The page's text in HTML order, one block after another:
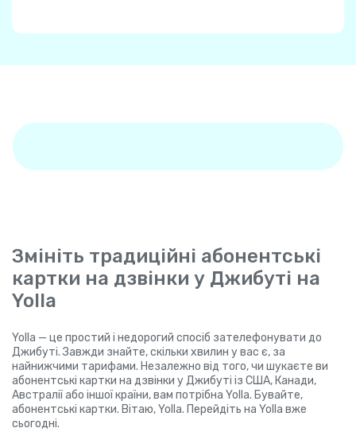
Змініть традиційні абонентські
картки на дзвінки у Джибуті на
Yolla
Yolla — це простий і недорогий спосіб зателефонувати до
Джибуті. Завжди знайте, скільки хвилин у вас є, за
найнижчими тарифами. Незалежно від того, чи шукаєте ви
абонентські картки на дзвінки у Джибуті із США, Канади,
Австралії або іншої країни, вам потрібна Yolla. Бувайте,
абонентські картки. Вітаю, Yolla. Перейдіть на Yolla вже
сьогодні.